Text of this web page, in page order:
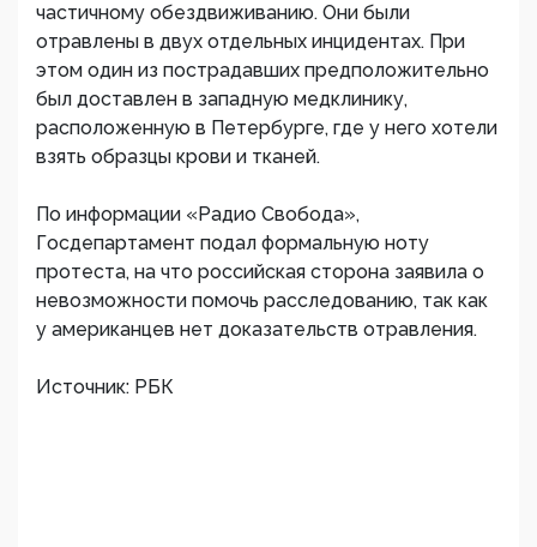
частичному обездвиживанию. Они были
отравлены в двух отдельных инцидентах. При
этом один из пострадавших предположительно
был доставлен в западную медклинику,
расположенную в Петербурге, где у него хотели
взять образцы крови и тканей.
По информации «Радио Свобода»,
Госдепартамент подал формальную ноту
протеста, на что российская сторона заявила о
невозможности помочь расследованию, так как
у американцев нет доказательств отравления.
Источник: РБК